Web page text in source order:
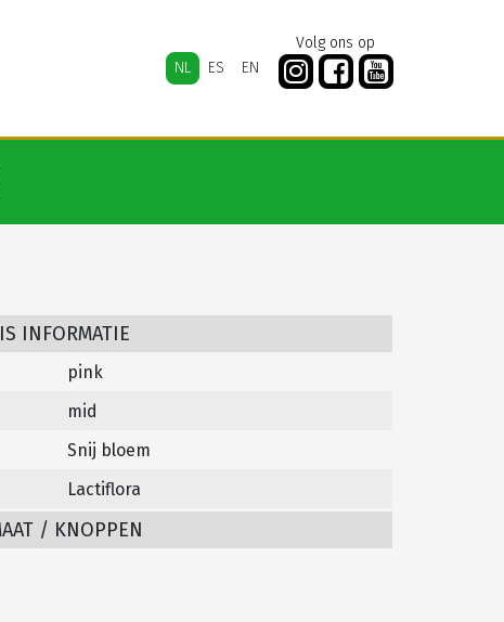
NL ES EN
Volg ons op
INFORMATIE
pink
mid
Snij bloem
Lactiflora
/ KNOPPEN